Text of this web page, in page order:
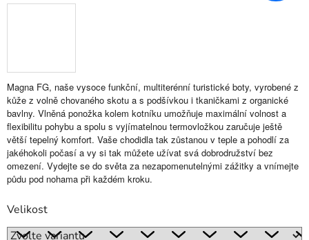
Magna FG, naše vysoce funkční, multiterénní turistické boty, vyrobené z
kůže z volně chovaného skotu a s podšívkou i tkaničkami z organické
bavlny. Vlněná ponožka kolem kotníku umožňuje maximální volnost a
flexibilitu pohybu a spolu s vyjímatelnou termovložkou zaručuje ještě
větší tepelný komfort. Vaše chodidla tak zůstanou v teple a pohodlí za
jakéhokoli počasí a vy si tak můžete užívat svá dobrodružství bez
omezení. Vydejte se do světa za nezapomenutelnými zážitky a vnímejte
půdu pod nohama při každém kroku.
Velikost